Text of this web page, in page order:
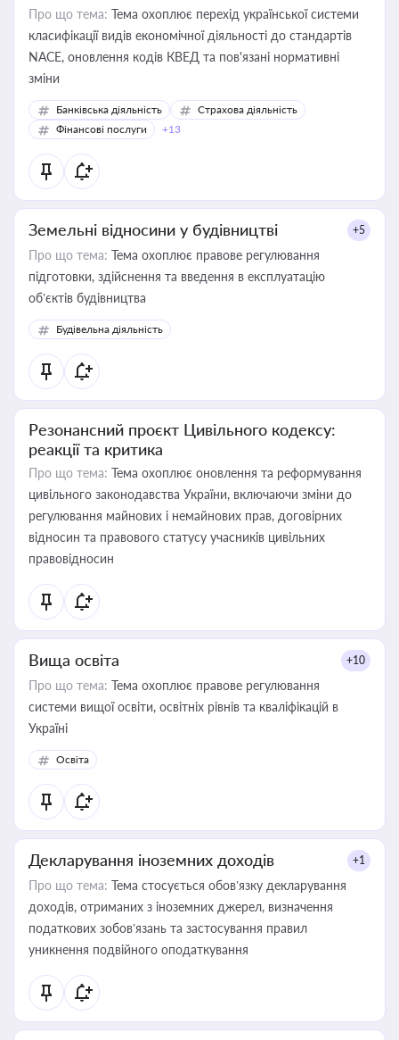
Про що тема: Тема охоплює перехід української системи
класифікації видів економічної діяльності до стандартів
NACE, оновлення кодів КВЕД та пов'язані нормативні
зміни
Банківська діяльність
Страхова діяльність
Фінансові послуги
+13
Земельні відносини у будівництві +5
Про що тема: Тема охоплює правове регулювання
підготовки, здійснення та введення в експлуатацію
об’єктів будівництва
Будівельна діяльність
Резонансний проєкт Цивільного кодексу:
реакції та критика
Про що тема: Тема охоплює оновлення та реформування
цивільного законодавства України, включаючи зміни до
регулювання майнових і немайнових прав, договірних
відносин та правового статусу учасників цивільних
правовідносин
Вища освіта +10
Про що тема: Тема охоплює правове регулювання
системи вищої освіти, освітніх рівнів та кваліфікацій в
Україні
Освіта
Декларування іноземних доходів +1
Про що тема: Тема стосується обов’язку декларування
доходів, отриманих з іноземних джерел, визначення
податкових зобов’язань та застосування правил
уникнення подвійного оподаткування